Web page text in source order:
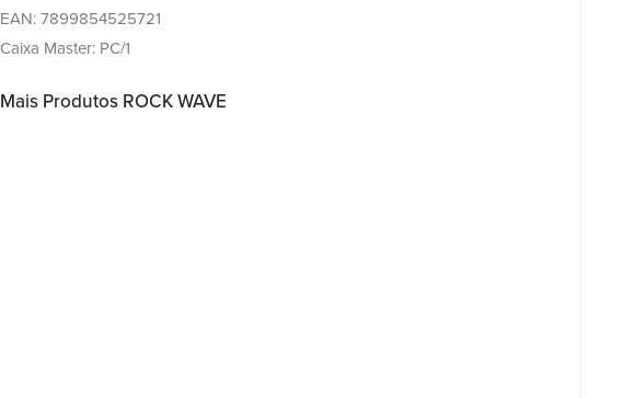
EAN: 7899854525721
Caixa Master: PC/1
Mais Produtos ROCK WAVE